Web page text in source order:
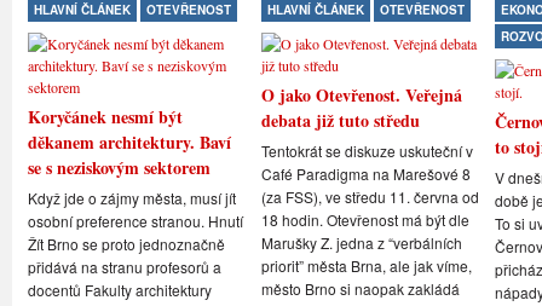
HLAVNÍ ČLÁNEK OTEVŘENOST
Koryčánek nesmí být
děkanem architektury. Baví
se s neziskovým sektorem
Když jde o zájmy města, musí jít
osobní preference stranou. Hnutí
Žít Brno se proto jednoznačně
přidává na stranu profesorů a
docentů Fakulty architektury
HLAVNÍ ČLÁNEK OTEVŘENOST
O jako Otevřenost. Veřejná
debata již tuto středu
Tentokrát se diskuze uskuteční v
Café Paradigma na Marešové 8
(za FSS), ve středu 11. června od
18 hodin. Otevřenost má být dle
Marušky Z. jedna z “verbálních
priorit” města Brna, ale jak víme,
město Brno si naopak zakládá
to
V
době
To si